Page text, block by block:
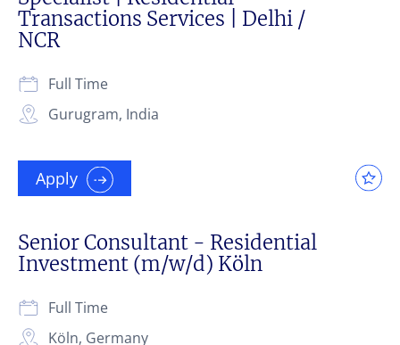
Transactions Services | Delhi /
NCR
Gurugram, India
Full Time
Apply
Senior Consultant - Residential
Investment (m/w/d) Köln
Köln, Germany
Full Time